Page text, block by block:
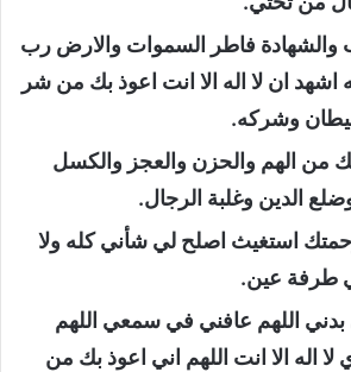
والشهادة فاطر السموات والارض رب
ان لا اله الا انت اعوذ بك من شر
وشركه.
بك من الهم والحزن والعجز والكسل
الدين وغلبة الرجال.
استغيث اصلح لي شأني كله ولا
طرفة عين.
بدني اللهم عافني في سمعي اللهم
اله الا انت اللهم اني اعوذ بك من